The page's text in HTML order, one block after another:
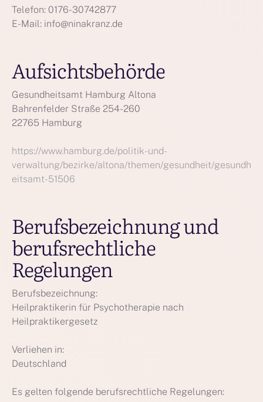
Telefon: 0176-30742877
E-Mail: info@ninakranz.de
Aufsichtsbehörde
Gesundheitsamt Hamburg Altona
Bahrenfelder Straße 254-260
22765 Hamburg
https://www.hamburg.de/politik-und-
verwaltung/bezirke/altona/themen/gesundheit/gesundh
eitsamt-51506
Berufsbezeichnung und
berufsrechtliche
Regelungen
Berufsbezeichnung:
Heilpraktikerin für Psychotherapie nach
Heilpraktikergesetz
Verliehen in:
Deutschland
Es gelten folgende berufsrechtliche Regelungen: